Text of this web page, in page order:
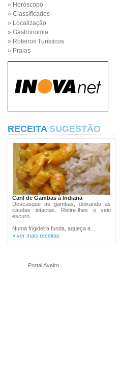
» Horóscopo
» Classificados
» Localização
» Gastronomia
» Roteiros Turísticos
» Praias
RECEITA SUGESTÃO
Caril de Gambas à Indiana
Descasque as gambas, deixando as
caudas intactas. Retire-lhes o veio
escuro.
Numa frigideira funda, aqueça a ...
» ver mais receitas
Portal Aveiro